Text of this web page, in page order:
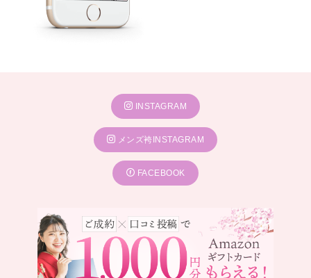
INSTAGRAM
メンズ袴INSTAGRAM
FACEBOOK